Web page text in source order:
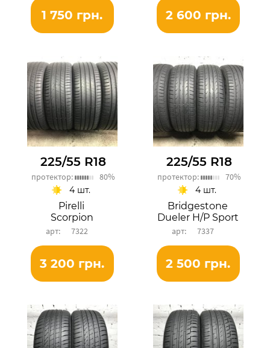
1 750 грн. 2 600 грн.
225/55 R18
протектор: 80%
Pirelli
Scorpion
7322
4 шт.
3 200 грн.
225/55 R18
протектор: 70%
Bridgestone
Dueler H/P Sport
7337
4 шт.
2 500 грн.